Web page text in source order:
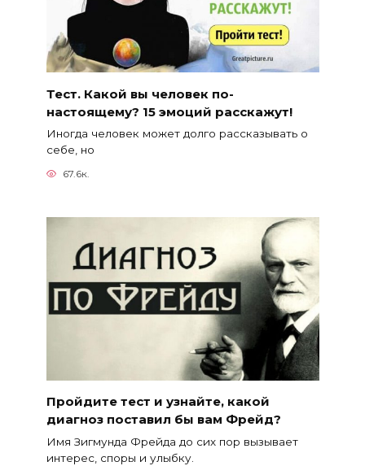
Тест. Какой вы человек по-
настоящему? 15 эмоций расскажут!
Иногда человек может долго рассказывать о
себе, но
67.6к.
Пройдите тест и узнайте, какой
диагноз поставил бы вам Фрейд?
Имя Зигмунда Фрейда до сих пор вызывает
интерес, споры и улыбку.